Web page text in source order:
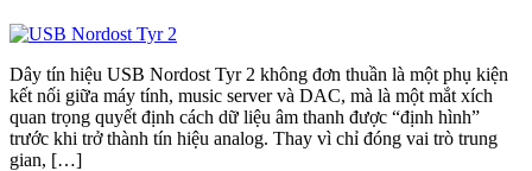
Dây tín hiệu USB Nordost Tyr 2 không đơn thuần là một phụ kiện
kết nối giữa máy tính, music server và DAC, mà là một mắt xích
quan trọng quyết định cách dữ liệu âm thanh được “định hình”
trước khi trở thành tín hiệu analog. Thay vì chỉ đóng vai trò trung
gian, […]